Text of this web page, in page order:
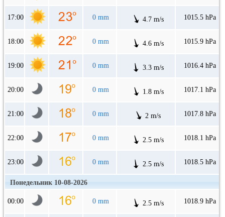
17:00 0 mm 4.7 m/s 1015.5 hPa
18:00 0 mm 4.6 m/s 1015.9 hPa
19:00 0 mm 3.3 m/s 1016.4 hPa
20:00 0 mm 1.8 m/s 1017.1 hPa
21:00 0 mm 2 m/s 1017.8 hPa
22:00 0 mm 2.5 m/s 1018.1 hPa
23:00 0 mm 2.5 m/s 1018.5 hPa
Понедельник 10-08-2026
00:00 0 mm 2.5 m/s 1018.9 hPa